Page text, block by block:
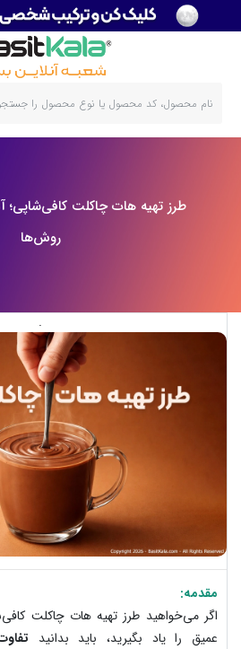
طرز تهیه هات چاکلت
روش‌ها
.
مقدمه:
اگر می‌خواهید طرز تهیه هات چاکلت
عمیق را یاد بگیرید، باید بدانید